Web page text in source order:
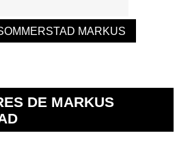
MARKUS
DE MARKUS